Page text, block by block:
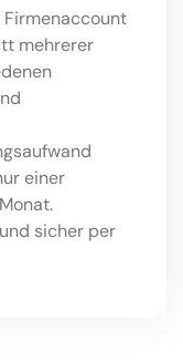
Firmenaccount
mehrerer
einer
sicher per